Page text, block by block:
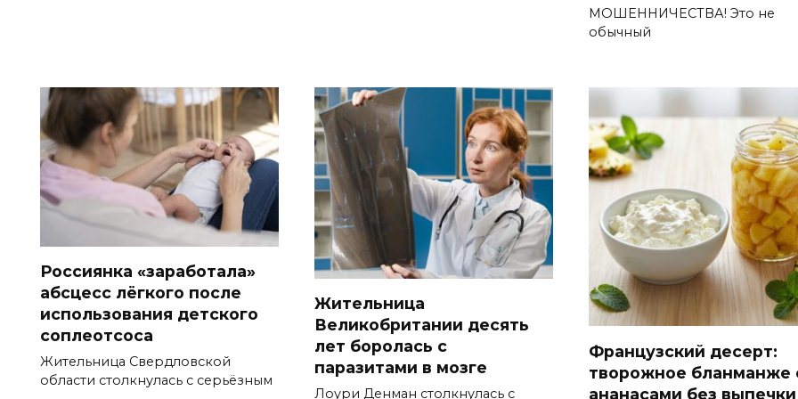
МОШЕННИЧЕСТВА! Это не
обычный
Россиянка «заработала»
абсцесс лёгкого после
использования детского
соплеотсоса
Жительница Свердловской
области столкнулась с серьёзным
Жительница
Великобритании десять
лет боролась с
паразитами в мозге
Лоури Денман столкнулась с
Французский десерт:
творожное бланманже
ананасами без выпечки